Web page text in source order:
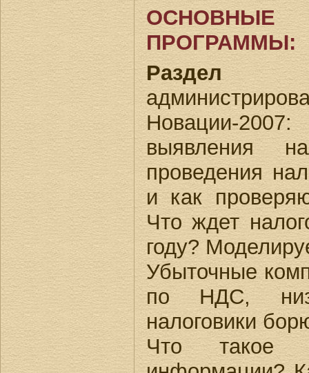
ПРОГРАММЫ:
Раздел
Новации-
выявления
проведения
и как
Что ждет
году?
Убыточные
по НДС,
налоговики
Что такое